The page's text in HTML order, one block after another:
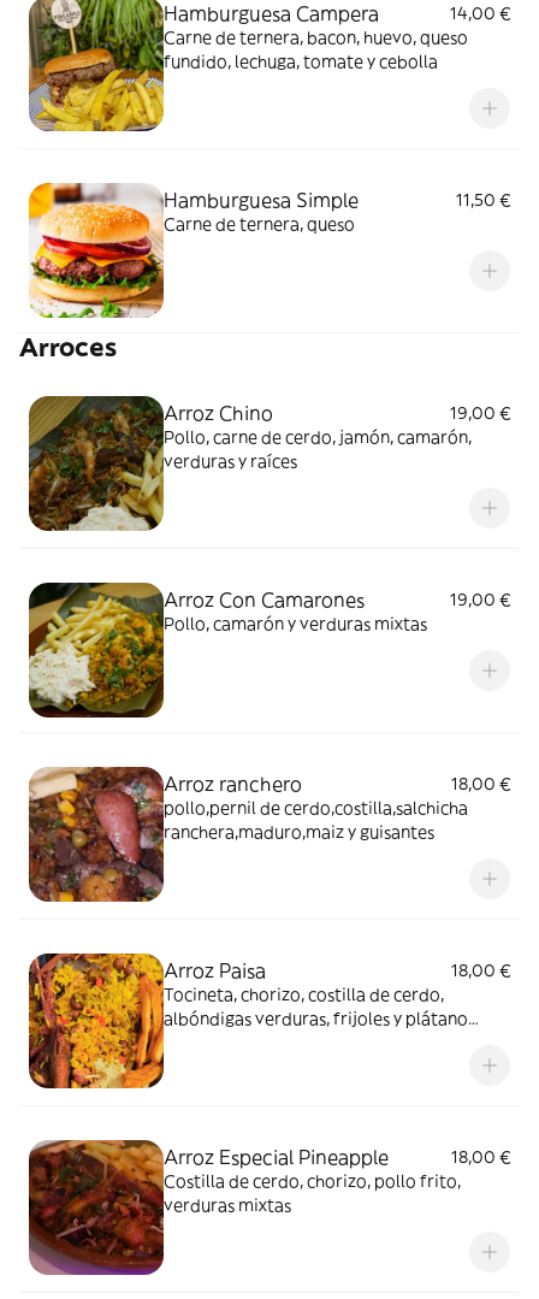
Hamburguesa Campera
14,00 €
Carne de ternera, bacon, huevo, queso
fundido, lechuga, tomate y cebolla
Hamburguesa Simple
11,50 €
Carne de ternera, queso
Arroces
Arroz Chino
19,00 €
Pollo, carne de cerdo, jamón, camarón,
verduras y raíces
Arroz Con Camarones
19,00 €
Pollo, camarón y verduras mixtas
Arroz ranchero
18,00 €
pollo,pernil de cerdo,costilla,salchicha
ranchera,maduro,maiz y guisantes
Arroz Paisa
18,00 €
Tocineta, chorizo, costilla de cerdo,
albóndigas verduras, frijoles y plátano
Arroz Especial Pineapple
18,00 €
Costilla de cerdo, chorizo, pollo frito,
verduras mixtas